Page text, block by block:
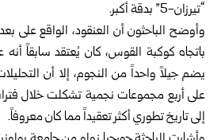
“تيرزان-5” بدقة أكبر.
باتجاه كوكبة القوس، كان يُعتقد سابقاً
يضم جيلاً واحداً من النجوم، إلا أن
على أربع مجموعات نجمية تشكلت خلال
إلى تاريخ تطوري أكثر تعقيداً مما كان معروفاً.